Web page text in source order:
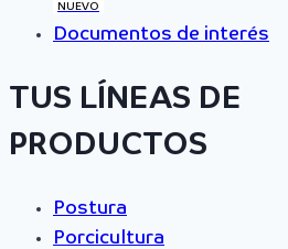
NUEVO
Documentos de interés
TUS LÍNEAS DE
PRODUCTOS
Postura
Porcicultura